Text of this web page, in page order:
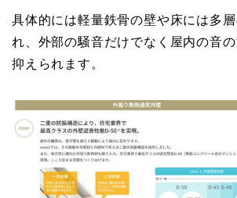
具体的には軽量鉄骨の壁や床には多
れ、外部の騒音だけでなく屋内の音
抑えられます。